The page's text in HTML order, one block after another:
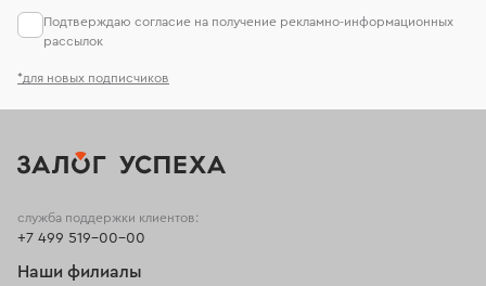
*для новых подписчиков
Подтверждаю согласие на получение рекламно-информационных
рассылок
служба поддержки клиентов:
+7 499 519-00-00
Наши филиалы